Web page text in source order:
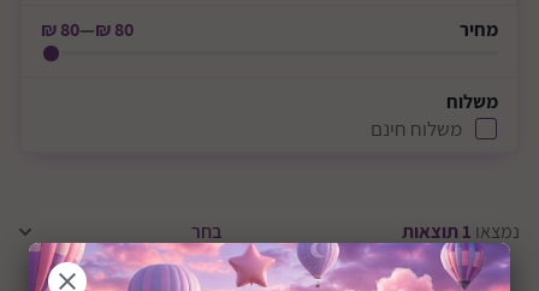
מחיר 80 ₪
—
80 ₪
משלוח
משלוח חינם
נמצאו 1תוצאות